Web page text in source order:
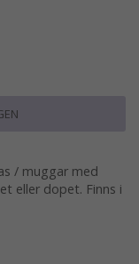
/ muggar med
eller dopet. Finns i